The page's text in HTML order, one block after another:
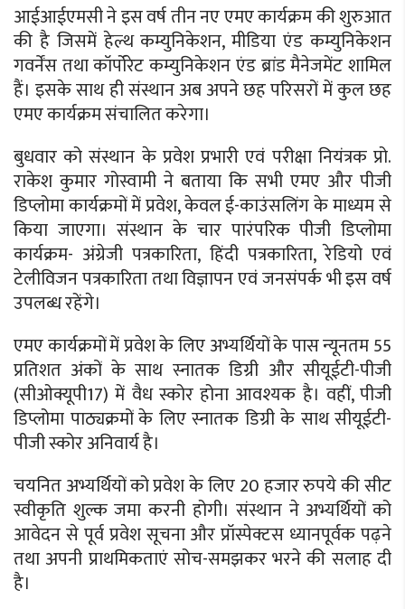
आईआईएमसी ने इस वर्ष तीन नए एमए कार्यक्रम की शुरुआत
की है जिसमें हेल्थ कम्युनिकेशन, मीडिया एंड कम्युनिकेशन
गवर्नेंस तथा कॉर्पोरेट कम्युनिकेशन एंड ब्रांड मैनेजमेंट शामिल
हैं। इसके साथ ही संस्थान अब अपने छह परिसरों में कुल छह
एमए कार्यक्रम संचालित करेगा।
बुधवार को संस्थान के प्रवेश प्रभारी एवं परीक्षा नियंत्रक प्रो.
राकेश कुमार गोस्वामी ने बताया कि सभी एमए और पीजी
डिप्लोमा कार्यक्रमों में प्रवेश, केवल ई-काउंसलिंग के माध्यम से
किया जाएगा। संस्थान के चार पारंपरिक पीजी डिप्लोमा
कार्यक्रम- अंग्रेजी पत्रकारिता, हिंदी पत्रकारिता, रेडियो एवं
टेलीविजन पत्रकारिता तथा विज्ञापन एवं जनसंपर्क भी इस वर्ष
उपलब्ध रहेंगे।
एमए कार्यक्रमों में प्रवेश के लिए अभ्यर्थियों के पास न्यूनतम 55
प्रतिशत अंकों के साथ स्नातक डिग्री और सीयूईटी-पीजी
(सीओक्यूपी17) में वैध स्कोर होना आवश्यक है। वहीं, पीजी
डिप्लोमा पाठ्यक्रमों के लिए स्नातक डिग्री के साथ सीयूईटी-
पीजी स्कोर अनिवार्य है।
चयनित अभ्यर्थियों को प्रवेश के लिए 20 हजार रुपये की सीट
स्वीकृति शुल्क जमा करनी होगी। संस्थान ने अभ्यर्थियों को
आवेदन से पूर्व प्रवेश सूचना और प्रॉस्पेक्टस ध्यानपूर्वक पढ़ने
तथा अपनी प्राथमिकताएं सोच-समझकर भरने की सलाह दी
है।